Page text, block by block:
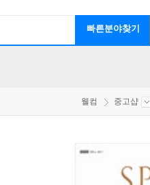
빠른분야찾기
웰컴 중고샵